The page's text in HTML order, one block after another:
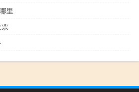
里